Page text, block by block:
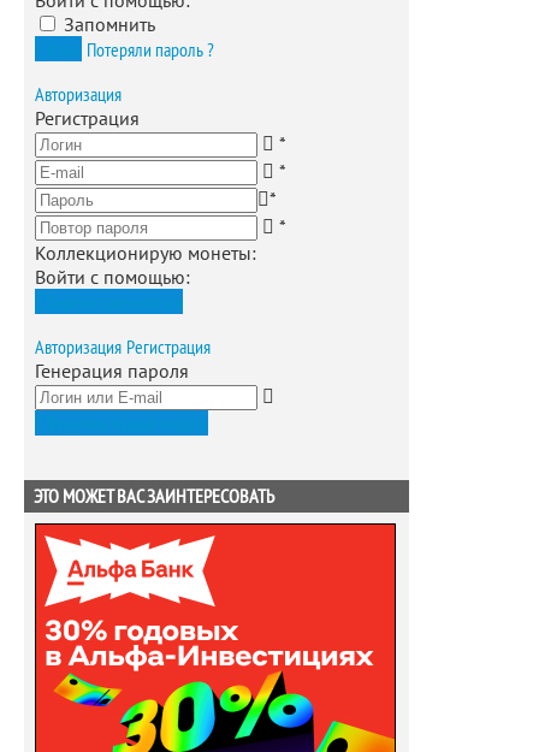
Запомнить
Потеряли пароль ?
Авторизация
Регистрация
*
*
*
*
Коллекционирую монеты:
Войти с помощью:
Авторизация Регистрация
Генерация пароля
ЭТО МОЖЕТ ВАС ЗАИНТЕРЕСОВАТЬ